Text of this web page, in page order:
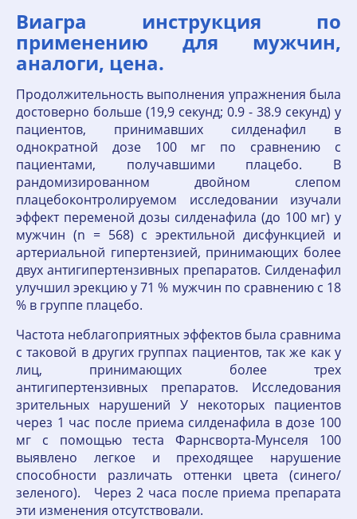
Виагра инструкция по
применению для мужчин,
аналоги, цена.
Продолжительность выполнения упражнения была
достоверно больше (19,9 секунд; 0.9 - 38.9 секунд) у
пациентов, принимавших силденафил в
однократной дозе 100 мг по сравнению с
пациентами, получавшими плацебо. В
рандомизированном двойном слепом
плацебоконтролируемом исследовании изучали
эффект переменой дозы силденафила (до 100 мг) у
мужчин (n = 568) с эректильной дисфункцией и
артериальной гипертензией, принимающих более
двух антигипертензивных препаратов. Силденафил
улучшил эрекцию у 71 % мужчин по сравнению с 18
% в группе плацебо.
Частота неблагоприятных эффектов была сравнима
с таковой в других группах пациентов, так же как у
лиц, принимающих более трех
антигипертензивных препаратов. Исследования
зрительных нарушений У некоторых пациентов
через 1 час после приема силденафила в дозе 100
мг с помощью теста Фарнсворта-Мунселя 100
выявлено легкое и преходящее нарушение
способности различать оттенки цвета (синего/
зеленого). Через 2 часа после приема препарата
эти изменения отсутствовали.